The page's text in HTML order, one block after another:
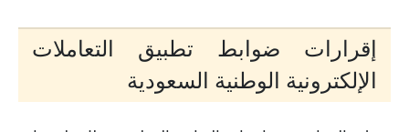
إقرارات ضوابط تطبيق التعاملات
الإلكترونية الوطنية السعودية